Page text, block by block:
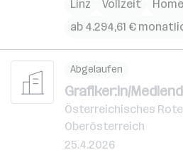
Linz
Vollzeit
ab 4.294,61 €
Abgelaufen
Grafiker:in/
Österreichisches
Oberösterreich
25.4.2026